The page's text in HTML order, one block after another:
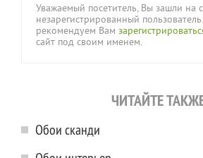
Уважаемый посетитель, Вы зашли на
незарегистрированный
рекомендуем Вам
сайт под своим именем.
ЧИТАЙТЕ
Обои сканди